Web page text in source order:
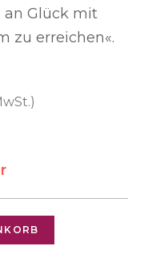
an Glück mit
zu erreichen«.